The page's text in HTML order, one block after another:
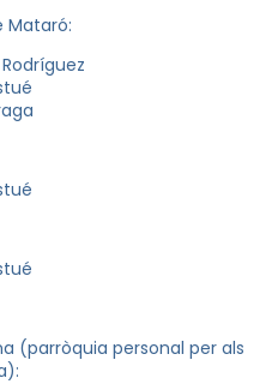
Mataró:
(parròquia personal per als